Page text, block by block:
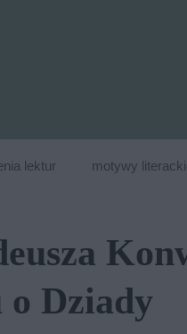
lektur motywy
o Dziady